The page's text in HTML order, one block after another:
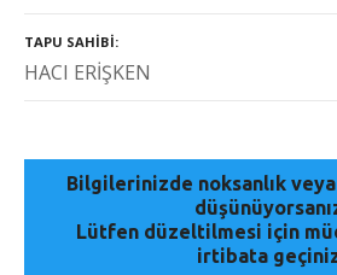
TAPU SAHIBI
HACI ERİŞKEN
Bilgilerinizde noksanlık
Lütfen düzeltilmesi için
irtibata